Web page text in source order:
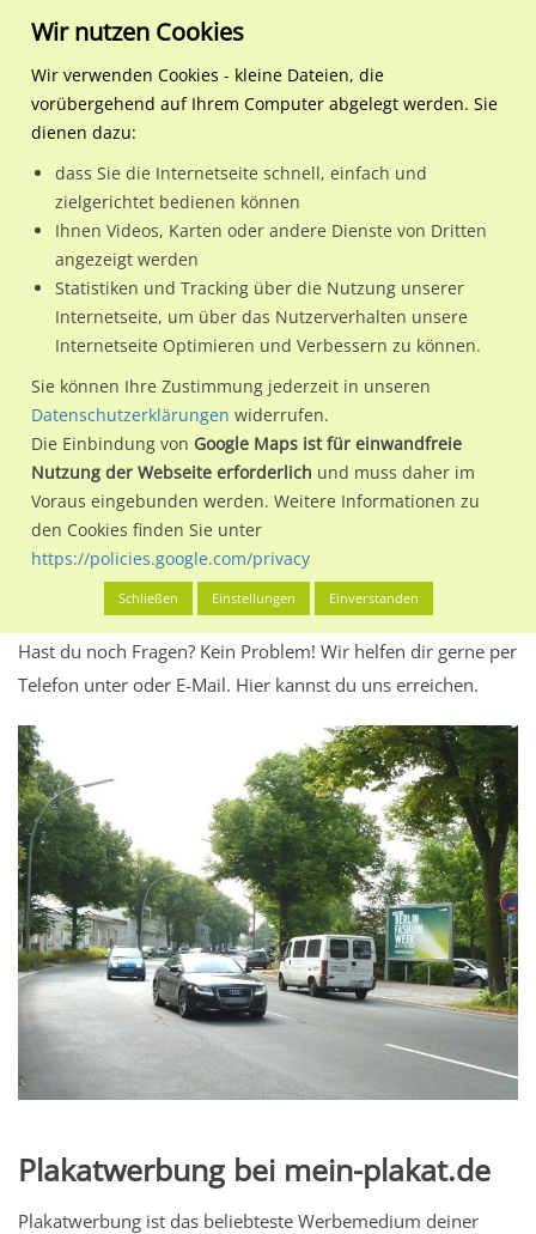
Regionale Plakatwerbung BerlinBerlin, Stadt
Germaniastr. 18-20
Germaniastr. 18-20
12099 / Berlin, Stadt / Tempelhof
Nutze günstige Werbemöglichkeiten am Standort
Germaniastr. 18-20im Ortsteil Tempelhof)in Berlin, Stadt.
Wir erheben für jede unserer Werbeflächen individuelle und
aktuelleStandortinformationenundLeistungswerte
kannst du dich schon vor der Buchung im Detail über den
Standort, seine Reichweite und Werbewirkung sowie
eventuelle Beschränkungen in den zugelassenen
Werbeinhalten informieren.
Alles klar? Dann findest du direkt im unteren Teil dieser Seite
Buchungdes Standorts.
Hast du noch Fragen? Kein Problem! Wir helfen dir gerne per
Telefon unter oder E-Mail. Hier kannst du uns erreichen.
Plakatwerbung bei mein-plakat.de
Plakatwerbung ist das beliebteste Werbemedium deiner
Wir nutzen Cookies
Wir verwenden Cookies - kleine Dateien, die
vorübergehend auf Ihrem Computer abgelegt werden. Sie
dienen dazu:
dass Sie die Internetseite schnell, einfach und
zielgerichtet bedienen können
Ihnen Videos, Karten oder andere Dienste von Dritten
angezeigt werden
Statistiken und Tracking über die Nutzung unserer
Internetseite, um über das Nutzerverhalten unsere
Internetseite Optimieren und Verbessern zu können.
Sie können Ihre Zustimmung jederzeit in unseren
Datenschutzerklärungen widerrufen.
Die Einbindung von Google Maps ist für einwandfreie
Nutzung der Webseite erforderlich und muss daher im
Voraus eingebunden werden. Weitere Informationen zu
den Cookies finden Sie unter
https://policies.google.com/privacy
Schließen Einstellungen Einverstanden